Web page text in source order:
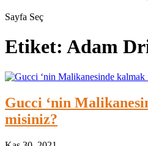
Sayfa Seç
Etiket: Adam
Gucci ‘nin
misiniz?